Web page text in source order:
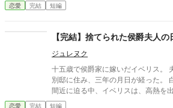
とはしない。 不要なものに感情を砕く理由
切り捨ててしまいましょう。
恋愛 完結 短編
【完結】捨てられた侯爵夫人の
ジュレヌク
十五歳で侯爵家に嫁いだイベリス。
別邸に住み、三年の月日が経った。
間近に迫る中、イベリスは、高熱を
た夫は、妻に仕える侍女アリッサム
恋愛 完結 短編